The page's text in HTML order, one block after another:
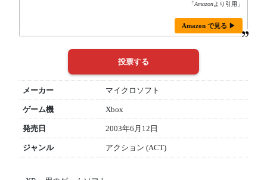
「Amazonより引用」
Amazon で見る ▶
メーカー マイクロソフト
ゲーム機 Xbox
発売日 2003年6月12日
ジャンル アクション (ACT)